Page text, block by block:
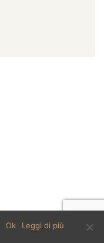
Ok Leggi di più